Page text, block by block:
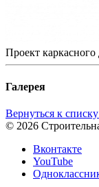
Проект
Галерея
Вернуться к
© 2026
Вконтакте
YouTube